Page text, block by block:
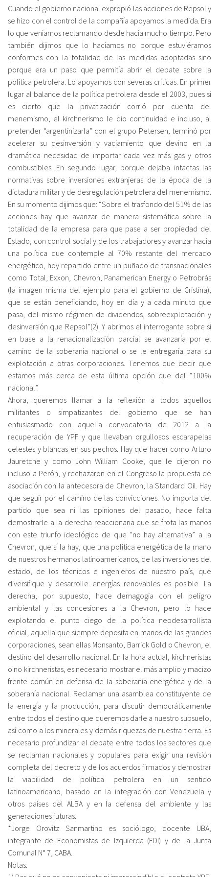
Cuando el gobierno nacional expropió las acciones de Repsol y
se hizo con el control de la compañía apoyamos la medida. Era
lo que veníamos reclamando desde hacía mucho tiempo. Pero
también dijimos que lo hacíamos no porque estuviéramos
conformes con la totalidad de las medidas adoptadas sino
porque era un paso que permitía abrir el debate sobre la
política petrolera. Lo apoyamos con severas críticas. En primer
lugar al balance de la política petrolera desde el 2003, pues si
es cierto que la privatización corrió por cuenta del
menemismo, el kirchnerismo le dio continuidad e incluso, al
pretender “argentinizarla” con el grupo Petersen, terminó por
acelerar su desinversión y vaciamiento que devino en la
dramática necesidad de importar cada vez más gas y otros
combustibles. En segundo lugar, porque dejaba intactas las
normativas sobre inversiones extranjeras de la época de la
dictadura militar y de desregulación petrolera del menemismo.
En su momento dijimos que: “Sobre el trasfondo del 51% de las
acciones hay que avanzar de manera sistemática sobre la
totalidad de la empresa para que pase a ser propiedad del
Estado, con control social y de los trabajadores y avanzar hacia
una política que contemple al 70% restante del mercado
energético, hoy repartido entre un puñado de transnacionales
como Total, Exxon, Chevron, Panamerican Energy o Petrobrás
(la imagen misma del ejemplo para el gobierno de Cristina),
que se están beneficiando, hoy en día y a cada minuto que
pasa, del mismo régimen de dividendos, sobreexplotación y
desinversión que Repsol”(2). Y abrimos el interrogante sobre si
en base a la renacionalización parcial se avanzaría por el
camino de la soberanía nacional o se le entregaría para su
explotación a otras corporaciones. Tenemos que decir que
estamos más cerca de esta última opción que del “100%
nacional”.
Ahora, queremos llamar a la reflexión a todos aquellos
militantes o simpatizantes del gobierno que se han
entusiasmado con aquella convocatoria de 2012 a la
recuperación de YPF y que llevaban orgullosos escarapelas
celestes y blancas en sus pechos. Hay que hacer como Arturo
Jauretche y como John William Cooke, que le dijeron no
incluso a Perón, y rechazaron en el Congreso la propuesta de
asociación con la antecesora de Chevron, la Standard Oil. Hay
que seguir por el camino de las convicciones. No importa del
partido que sea ni las opiniones del pasado, hace falta
demostrarle a la derecha reaccionaria que se frota las manos
con este triunfo ideológico de que “no hay alternativa” a la
Chevron, que sí la hay, que una política energética de la mano
de nuestros hermanos latinoamericanos, de las inversiones del
estado, de los técnicos e ingenieros de nuestro país, que
diversifique y desarrolle energías renovables es posible. La
derecha, por supuesto, hace demagogia con el peligro
ambiental y las concesiones a la Chevron, pero lo hace
explotando el punto ciego de la política neodesarrollista
oficial, aquella que siempre deposita en manos de las grandes
corporaciones, sean ellas Monsanto, Barrick Gold o Chevron, el
destino del desarrollo nacional. En la hora actual, kirchneristas
o no kirchneristas, es necesario mostrar el más amplio y macizo
frente común en defensa de la soberanía energética y de la
soberanía nacional. Reclamar una asamblea constituyente de
la energía y la producción, para discutir democráticamente
entre todos el destino que queremos darle a nuestro subsuelo,
así como a los minerales y demás riquezas de nuestra tierra. Es
necesario profundizar el debate entre todos los sectores que
se reclaman nacionales y populares para exigir una revisión
completa del decreto y de los acuerdos firmados y demostrar
la viabilidad de política petrolera en un sentido
latinoamericano, basado en la integración con Venezuela y
otros países del ALBA y en la defensa del ambiente y las
generaciones futuras.
*Jorge Orovitz Sanmartino es sociólogo, docente UBA,
integrante de Economistas de Izquierda (EDI) y de la Junta
Comunal N° 7, CABA.
Notas: